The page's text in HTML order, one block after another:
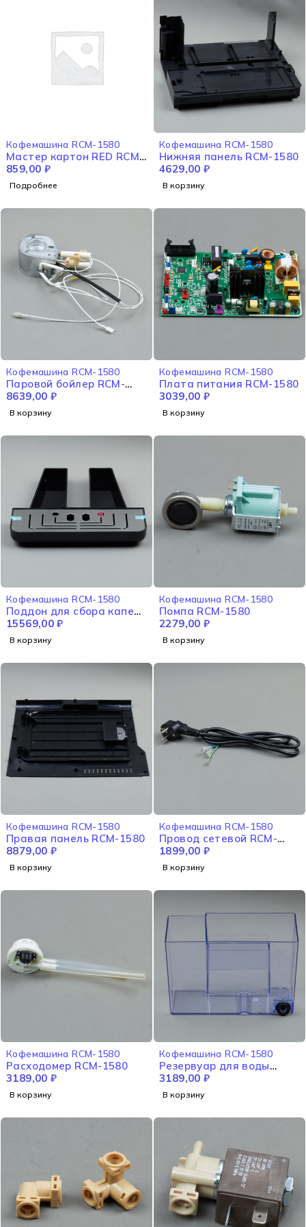
Кофемашина RCM-1580
Мастер картон RED RCM-
1580
859,00 ₽
Подробнее
Кофемашина RCM-1580
Нижняя панель RCM-1580
4629,00 ₽
В корзину
Кофемашина RCM-1580
Паровой бойлер RCM-
1580
8639,00 ₽
В корзину
Кофемашина RCM-1580
Плата питания RCM-1580
3039,00 ₽
В корзину
Кофемашина RCM-1580
Поддон для сбора капель
RCM-1580
15569,00₽
В корзину
Кофемашина RCM-1580
Помпа RCM-1580
2279,00 ₽
В корзину
Кофемашина RCM-1580
Правая панель RCM-1580
8879,00 ₽
В корзину
Кофемашина RCM-1580
Провод сетевой RCM-
1580
1899,00 ₽
В корзину
Кофемашина RCM-1580
Расходомер RCM-1580
3189,00 ₽
В корзину
Кофемашина RCM-1580
Резервуар для воды
RCM-1580
3189,00 ₽
В корзину